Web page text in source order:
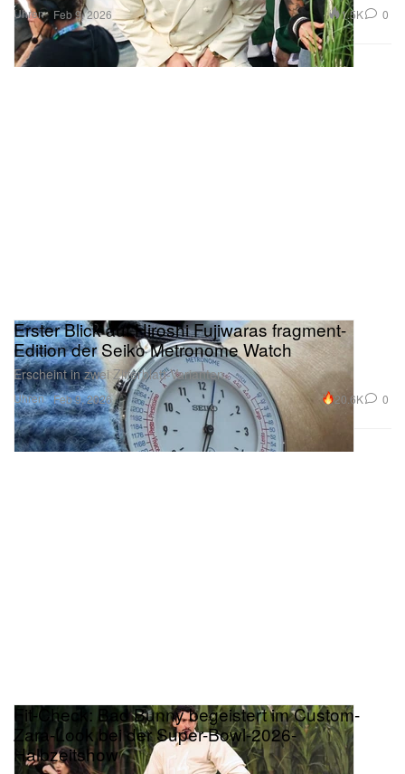
Uhren Feb 9, 2026 1.5K 0
Uhren
Erster Blick auf Hiroshi Fujiwaras fragment-
Edition der Seiko Metronome Watch
Erscheint in zwei Zifferblatt-Varianten.
Feb 9, 2026 20.6K 0
Fit-Check: Bad Bunny begeistert im Custom-
Zara-Look bei der Super-Bowl-2026-
Halbzeitshow